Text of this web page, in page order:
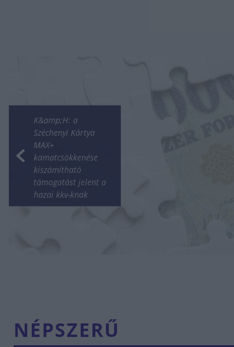
K&amp;H: a
Széchenyi Kártya
MAX+
kamatcsökkenése
kiszámítható
támogatást jelent a
hazai kkv-knak
NÉPSZERŰ